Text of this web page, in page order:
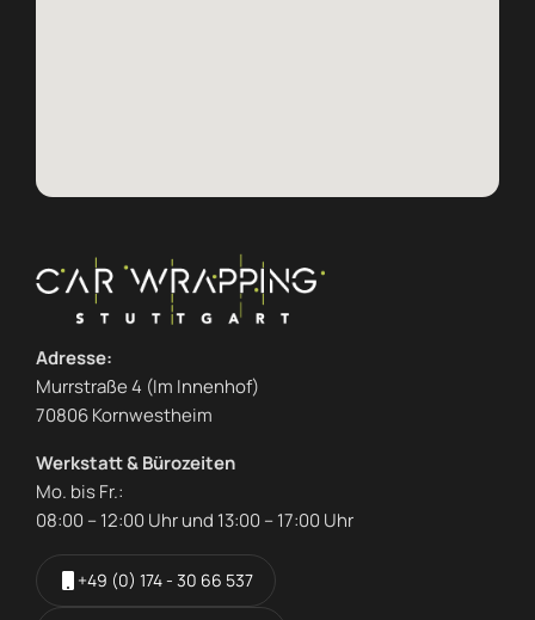
Adresse:
Murrstraße 4 (Im Innenhof)
70806 Kornwestheim
Werkstatt & Bürozeiten
Mo. bis Fr.:
08:00 – 12:00 Uhr und 13:00 – 17:00 Uhr
+49 (0) 174 - 30 66 537